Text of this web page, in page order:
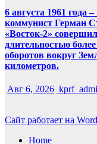
6 августа 1961 года
коммунист Герман
«Восток-2»
длительностью
оборотов вокруг
километров.
Авг 6, 2026
Сайт работает на
Home